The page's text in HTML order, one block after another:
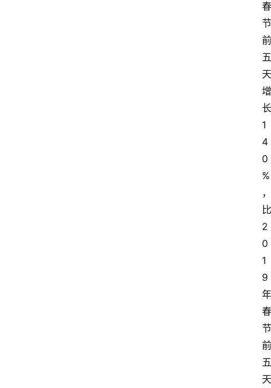
春
节
前
五
天
增
长
1
4
0
%
，
比
2
0
1
9
年
春
节
前
五
天